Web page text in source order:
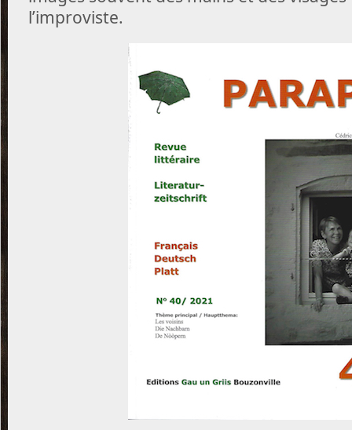
l’improviste.